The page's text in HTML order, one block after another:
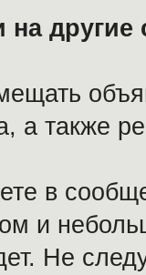
на другие
а также
в
и
Не